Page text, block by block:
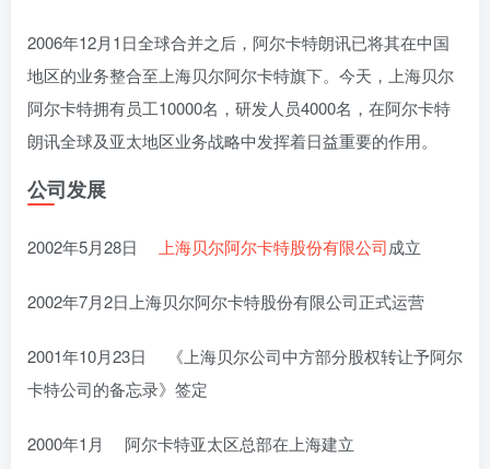
2006年12月1日全球合并之后，阿尔卡特朗讯已将其在中国
地区的业务整合至上海贝尔阿尔卡特旗下。今天，上海贝尔
阿尔卡特拥有员工10000名，研发人员4000名，在阿尔卡特
朗讯全球及亚太地区业务战略中发挥着日益重要的作用。
公司发展
2002年5月28日 上海贝尔阿尔卡特股份有限公司成立
2002年7月2日上海贝尔阿尔卡特股份有限公司正式运营
2001年10月23日 《上海贝尔公司中方部分股权转让予阿尔
卡特公司的备忘录》签定
2000年1月 阿尔卡特亚太区总部在上海建立